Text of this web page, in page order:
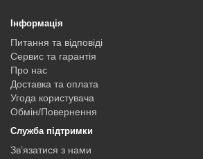
Інформація
Питання та відповіді
Сервис та гарантія
Про нас
Доставка та оплата
Угода користувача
Обмін/Повернення
Служба підтримки
Зв’язатися з нами